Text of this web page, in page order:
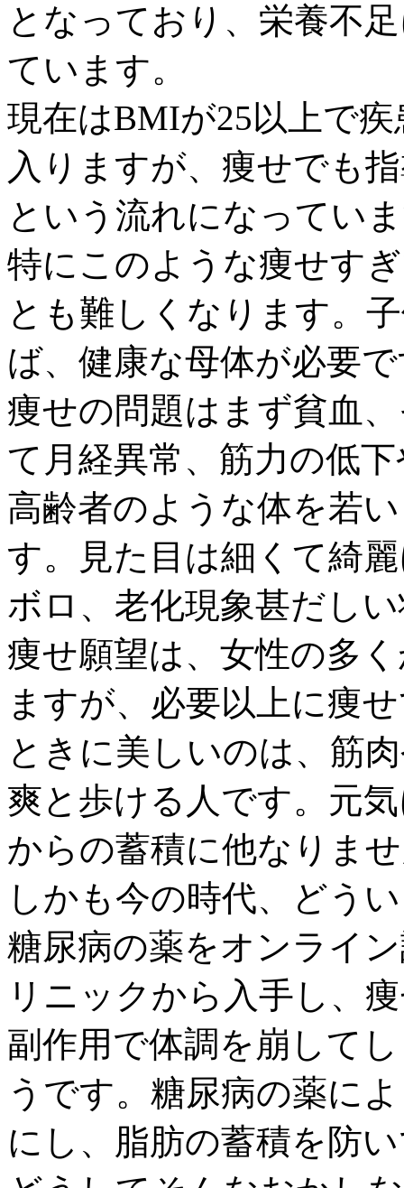
となっており、栄養不
ています。
現在はBMIが25以上で
入りますが、痩せでも
という流れになってい
特にこのような痩せす
とも難しくなります。
ば、健康な母体が必要
痩せの問題はまず貧血
て月経異常、筋力の低
高齢者のような体を若
す。見た目は細くて綺
ボロ、老化現象甚だし
痩せ願望は、女性の多
ますが、必要以上に痩
ときに美しいのは、筋
爽と歩ける人です。元
からの蓄積に他なりま
しかも今の時代、どう
糖尿病の薬をオンライ
リニックから入手し、
副作用で体調を崩して
うです。糖尿病の薬に
にし、脂肪の蓄積を防